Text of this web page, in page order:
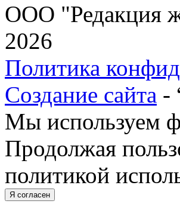
ООО "Редакция
2026
Политика
Создание сайта -
Мы используем
Продолжая
политикой
Я согласен